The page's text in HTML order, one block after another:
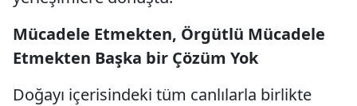
Mücadele Etmekten, Örgütlü Mücadele
Etmekten Başka bir Çözüm Yok
Doğayı içerisindeki tüm canlılarla birlikte